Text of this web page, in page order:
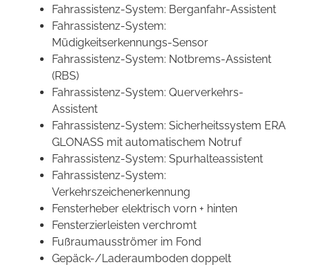
Fahrassistenz-System: Berganfahr-Assistent
Fahrassistenz-System:
Müdigkeitserkennungs-Sensor
Fahrassistenz-System: Notbrems-Assistent
(RBS)
Fahrassistenz-System: Querverkehrs-
Assistent
Fahrassistenz-System: Sicherheitssystem ERA
GLONASS mit automatischem Notruf
Fahrassistenz-System: Spurhalteassistent
Fahrassistenz-System:
Verkehrszeichenerkennung
Fensterheber elektrisch vorn + hinten
Fensterzierleisten verchromt
Fußraumausströmer im Fond
Gepäck-/Laderaumboden doppelt